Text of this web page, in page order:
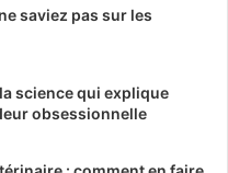
saviez pas sur les
science qui explique
obsessionnelle